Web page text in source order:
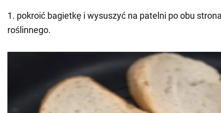
1. pokroić bagietkę i wysuszyć na patelni po obu
roślinnego.